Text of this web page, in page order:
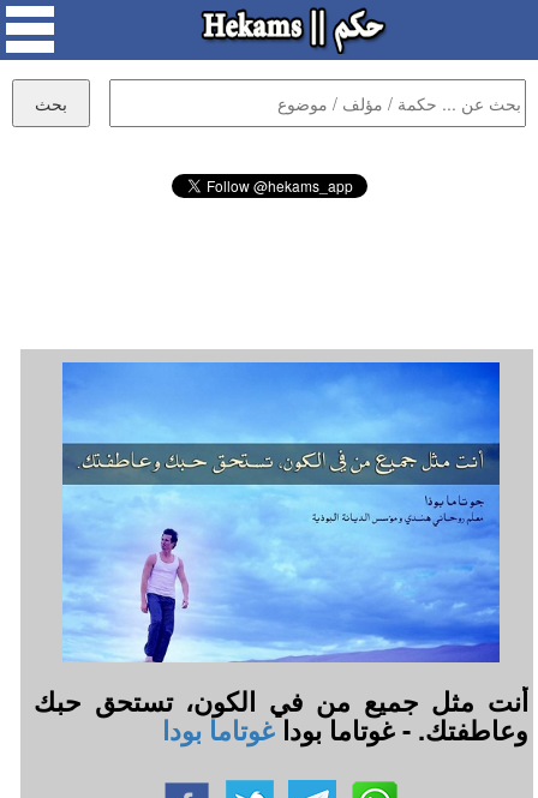
أنت مثل جميع من في الكون، تستحق حبك
وعاطفتك. - غوتاما بوداغوتاما بودا